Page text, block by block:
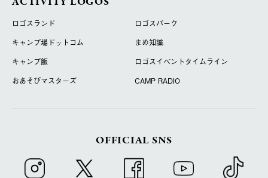
ロゴスランド
ロゴスパーク
キャンプ場ドットコム
まめ知識
キャンプ飯
ロゴスイベントタイムライン
おあそびマスターズ
CAMP RADIO
OFFICIAL SNS